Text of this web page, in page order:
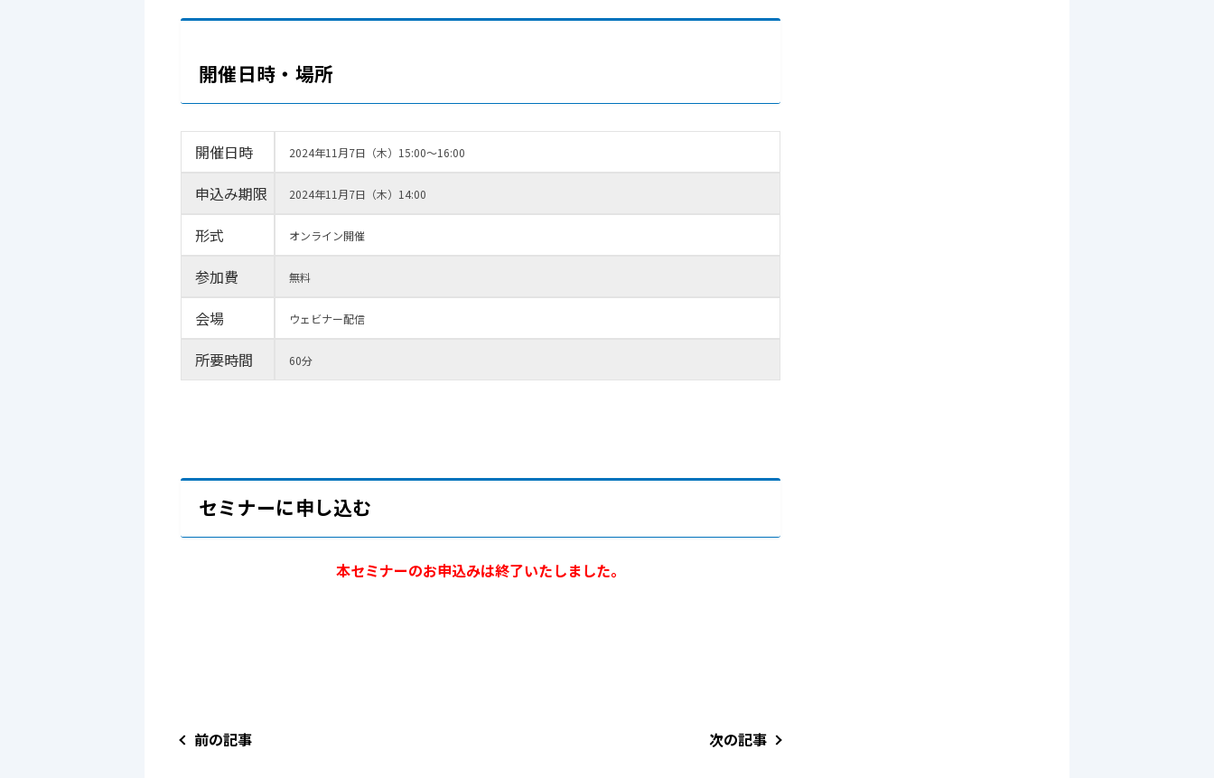
開催日時・場所
開催日時 2024年11月7日 （木）15:00～16:00
申込み期限 2024年11月7日 （木）14:00
形式 オンライン開催
参加費 無料
会場 ウェビナー配信
所要時間 60分
セミナーに申し込む
本セミナーのお申込みは終了いたしました。
前の記事 次の記事